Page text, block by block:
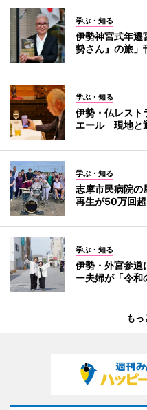
学ぶ・知る
伊勢神宮式年
勢さん』の旅」
学ぶ・知る
伊勢・仏レスト
エール 現地と
学ぶ・知る
志摩市民病院
再生が50万回
学ぶ・知る
伊勢・外宮参
ー夫婦が「令和
もっ